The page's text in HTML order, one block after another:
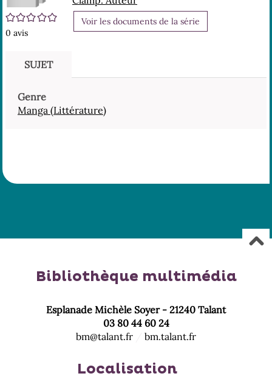
de
recherche
résultats
recherche
résultats
de
recherche
/5
0 avis
Voir les documents de la série
SUJET
Genre
Manga (Littérature)
Bibliothèque multimédia
Esplanade Michèle Soyer - 21240 Talant
03 80 44 60 24
bm@talant.fr
bm.talant.fr
Localisation